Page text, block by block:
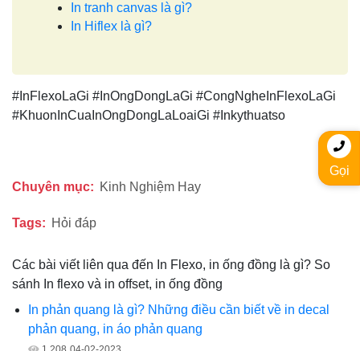
In tranh canvas là gì?
In Hiflex là gì?
#InFlexoLaGi #InOngDongLaGi #CongNgheInFlexoLaGi
#KhuonInCuaInOngDongLaLoaiGi #Inkythuatso
Chuyên mục: Kinh Nghiệm Hay
Tags: Hỏi đáp
Các bài viết liên qua đến In Flexo, in ống đồng là gì? So
sánh In flexo và in offset, in ống đồng
In phản quang là gì? Những điều cần biết về in decal
phản quang, in áo phản quang
Gọi